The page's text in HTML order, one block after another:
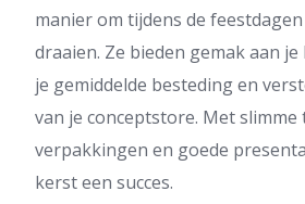
manier om tijdens de
draaien. Ze bieden gemak aan
je gemiddelde besteding en
van je conceptstore. Met slimme
verpakkingen en goede
kerst een succes.